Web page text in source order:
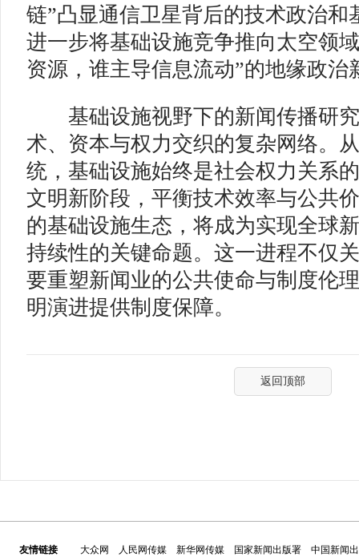
链”凸显通信卫星背后的技术政治和
进一步将基础设施竞争推向太空领
资源，谁主导信息流动”的地缘政治
基础设施视野下的新闻传播研究
术、资本与权力交织的复杂网络。
统，基础设施始终是社会权力关系
文明新阶段，平衡技术效率与公共
的基础设施生态，将成为实现全球
持续性的关键命题。这一进程不仅
要重塑新闻业的公共使命与制度伦
明演进提供制度保障。
返回顶部
友情链接 大众网 人民网传媒 新华网传媒 国家新闻出版署 中国新闻